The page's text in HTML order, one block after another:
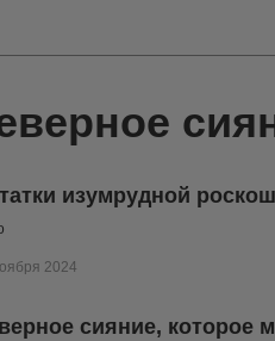
изумрудной
2024
сияние, которое